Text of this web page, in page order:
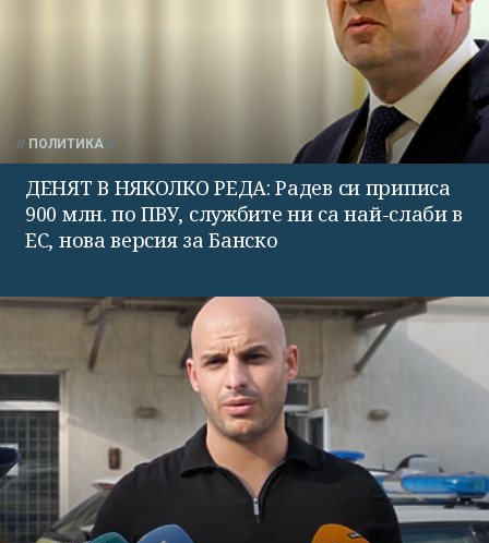
ПОЛИТИКА
ДЕНЯТ В НЯКОЛКО РЕДА: Радев си приписа
900 млн. по ПВУ, службите ни са най-слаби в
ЕС, нова версия за Банско